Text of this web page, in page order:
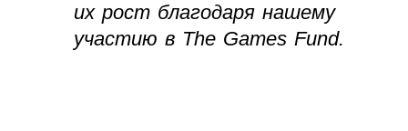
их рост благодаря нашему
участию в The Games Fund.